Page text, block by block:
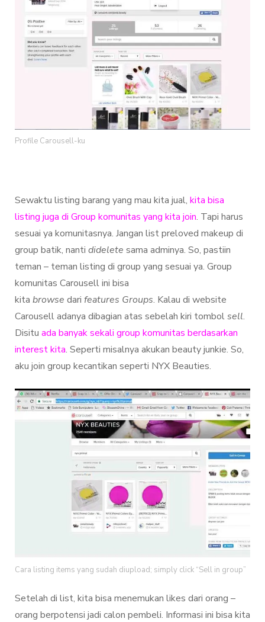
Profile Carousell-ku
Sewaktu listing barang yang mau kita jual, kita bisa
listing juga di Group komunitas yang kita join. Tapi harus
sesuai ya komunitasnya. Jangan list preloved makeup di
group batik, nanti didelete sama adminya. So, pastiin
teman – teman listing di group yang sesuai ya. Group
komunitas Carousell ini bisa
kita browse dari features Groups. Kalau di website
Carousell adanya dibagian atas sebelah kiri tombolsell.
Disitu ada banyak sekali group komunitas berdasarkan
interest kita. Seperti misalnya akukan beauty junkie. So,
aku join group kecantikan seperti NYX Beauties.
Cara listing items yang sudah diupload; simply click “Sell in group”
Setelah di list, kita bisa menemukan likes dari orang –
orang berpotensi jadi calon pembeli. Informasi ini bisa kita